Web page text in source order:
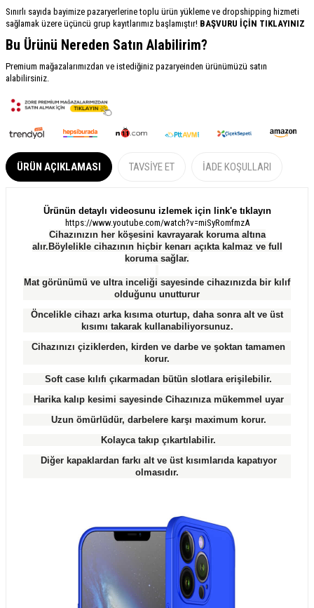
Sınırlı sayıda bayimize pazaryerlerine toplu ürün yükleme ve dropshipping hizmeti
sağlamak üzere üçüncü grup kayıtlarımız başlamıştır! BAŞVURU İÇİN TIKLAYINIZ
Bu Ürünü Nereden Satın Alabilirim?
Premium mağazalarımızdan ve istediğiniz pazaryeinden ürünümüzü satın
alabilirsiniz.
ÜRÜN AÇIKLAMASI TAVSIYE ET İADE KOŞULLARI
Ürünün detaylı videosunu izlemek için link'e tıklayın
https://www.youtube.com/watch?v=miSyRomfmzA
Cihazınızın her köşesini kavrayarak koruma altına
alır.Böylelikle cihazının hiçbir kenarı açıkta kalmaz ve full
koruma sağlar.
Mat görünümü ve ultra inceliği sayesinde cihazınızda bir kılıf
olduğunu unutturur
Öncelikle cihazı arka kısıma oturtup, daha sonra alt ve üst
kısımı takarak kullanabiliyorsunuz.
Cihazınızı çiziklerden, kirden ve darbe ve şoktan tamamen
korur.
Soft case kılıfı çıkarmadan bütün slotlara erişilebilir.
Harika kalıp kesimi sayesinde Cihazınıza mükemmel uyar
Uzun ömürlüdür, darbelere karşı maximum korur.
Kolayca takıp çıkartılabilir.
Diğer kapaklardan farkı alt ve üst kısımlarıda kapatıyor
olmasıdır.